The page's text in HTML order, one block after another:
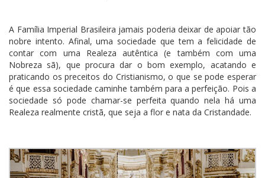
A Família Imperial Brasileira jamais poderia deixar de apoiar tão
nobre intento. Afinal, uma sociedade que tem a felicidade de
contar com uma Realeza autêntica (e também com uma
Nobreza sã), que procura dar o bom exemplo, acatando e
praticando os preceitos do Cristianismo, o que se pode esperar
é que essa sociedade caminhe também para a perfeição. Pois a
sociedade só pode chamar-se perfeita quando nela há uma
Realeza realmente cristã, que seja a flor e nata da Cristandade.